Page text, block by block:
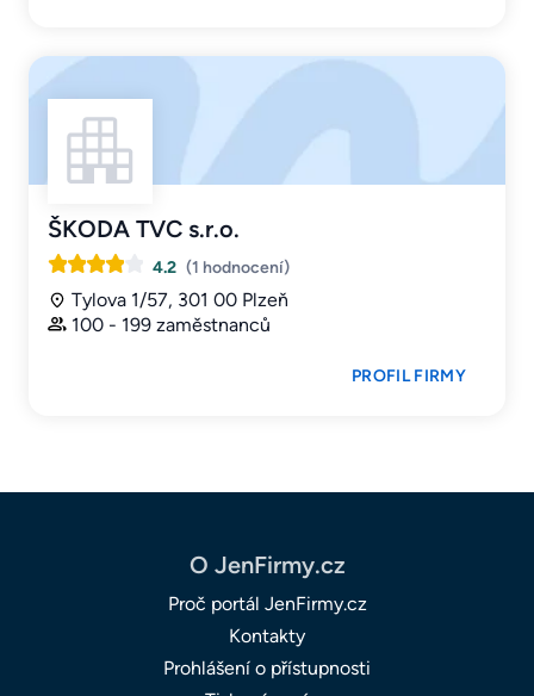
ŠKODA TVC s.r.o.
4.2 (1 hodnocení)
Tylova 1/57, 301 00 Plzeň
100 - 199 zaměstnanců
PROFIL FIRMY
O JenFirmy.cz
Proč portál JenFirmy.cz
Kontakty
Prohlášení o přístupnosti